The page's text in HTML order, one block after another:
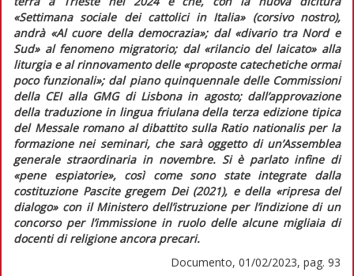
«Settimana sociale dei cattolici in Italia» (corsivo nostro),
andrà «Al cuore della democrazia»; dal «divario tra Nord e
Sud»al fenomeno migratorio; dal «rilancio del laicato»alla
liturgia e al rinnovamento delle «proposte catechetiche ormai
poco funzionali»; dal piano quinquennale delle Commissioni
della CEI alla GMG di Lisbona in agosto; dall’approvazione
della traduzione in lingua friulana della terza edizione tipica
del Messale romanoal dibattito sulla Ratio nationalisper la
formazione nei seminari, che sarà oggetto di un’Assemblea
generale straordinaria in novembre. Si è parlato infine di
«pene espiatorie», così come sono state integrate dalla
costituzione Pascite gregem Dei(2021), e della «ripresa del
dialogo»con il Ministero dell’istruzione per l’indizione di un
concorso per l’immissione in ruolo delle alcune migliaia di
docenti di religione ancora precari.
Documento, 01/02/2023, pag. 93